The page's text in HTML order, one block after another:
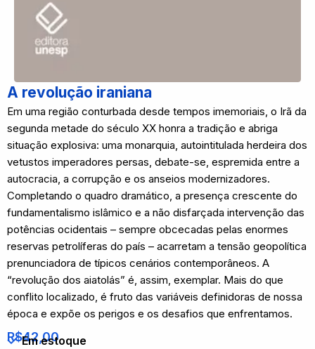
A revolução iraniana
Em uma região conturbada desde tempos imemoriais, o Irã da
segunda metade do século XX honra a tradição e abriga
situação explosiva: uma monarquia, autointitulada herdeira dos
vetustos imperadores persas, debate-se, espremida entre a
autocracia, a corrupção e os anseios modernizadores.
Completando o quadro dramático, a presença crescente do
fundamentalismo islâmico e a não disfarçada intervenção das
potências ocidentais – sempre obcecadas pelas enormes
reservas petrolíferas do país – acarretam a tensão geopolítica
prenunciadora de típicos cenários contemporâneos. A
“revolução dos aiatolás” é, assim, exemplar. Mais do que
conflito localizado, é fruto das variáveis definidoras de nossa
época e expõe os perigos e os desafios que enfrentamos.
R$42,00
Em estoque